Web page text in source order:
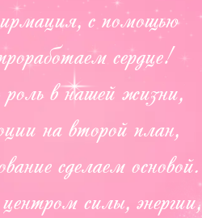
с помощью
сердце!
в нашей жизни,
на второй план,
сделаем основой.
силы, энергии,